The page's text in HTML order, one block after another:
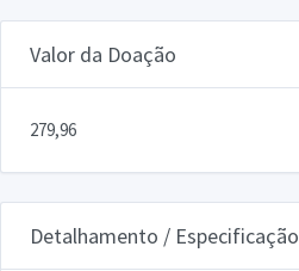
Valor da Doação
279,96
Detalhamento / Especificação